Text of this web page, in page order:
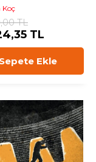
Koç
TL
TL
Sepete Ekle